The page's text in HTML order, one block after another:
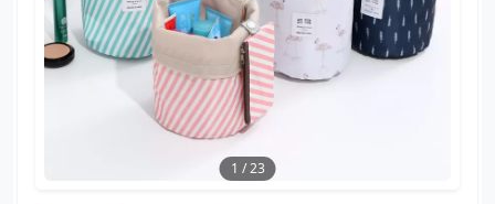
1 /23